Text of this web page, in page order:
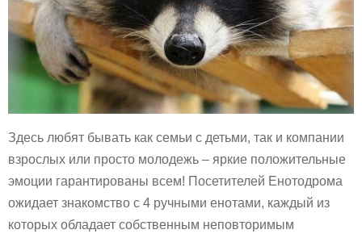
Здесь любят бывать как семьи с детьми, так и компании
взрослых или просто молодежь – яркие положительные
эмоции гарантированы всем! Посетителей Енотодрома
ожидает знакомство с 4 ручными енотами, каждый из
которых обладает собственным неповторимым